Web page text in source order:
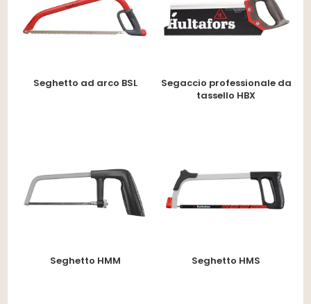
Seghetto ad arco BSL
Segaccio professionale da
tassello HBX
Seghetto HMM Seghetto HMS